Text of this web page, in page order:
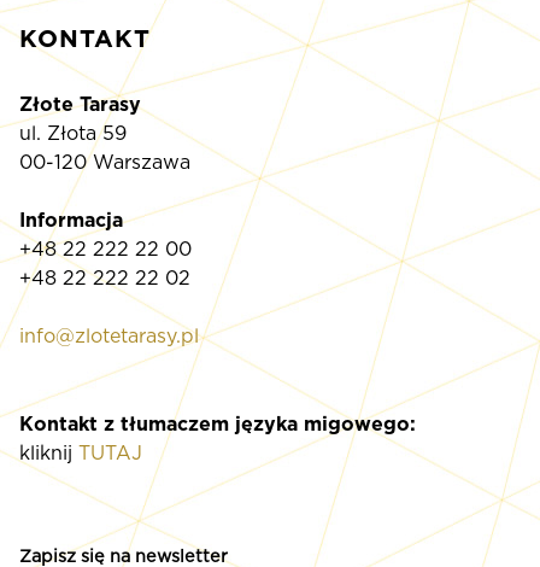
KONTAKT
Złote Tarasy
ul. Złota 59
00-120 Warszawa
Informacja
+48 22 222 22 00
+48 22 222 22 02
info@zlotetarasy.pl
Kontakt z tłumaczem języka migowego:
kliknij TUTAJ
Zapisz się na newsletter